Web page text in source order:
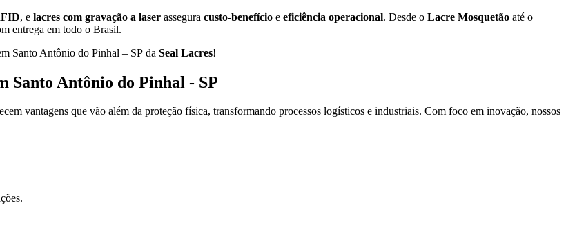
, e lacres com gravação a laser assegura custo-benefício e eficiência operacional. Desde o Lacre Mosquetão até o
entrega em todo o Brasil.
Santo Antônio do Pinhal – SP da Seal Lacres!
Santo Antônio do Pinhal - SP
vantagens que vão além da proteção física, transformando processos logísticos e industriais. Com foco em inovação, nossos